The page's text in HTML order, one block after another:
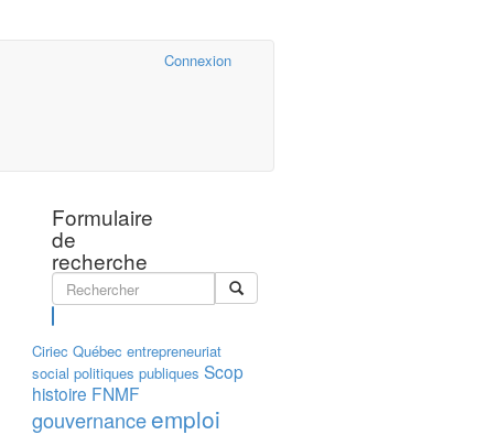
Connexion
Formulaire
de
recherche
Ciriec Québec entrepreneuriat
social politiques publiques Scop
histoire FNMF
gouvernanceemploi